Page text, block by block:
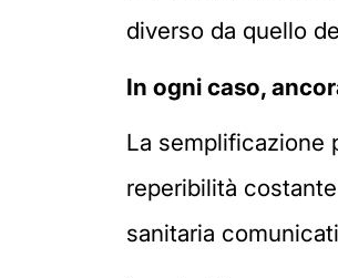
diverso da quello
In ogni caso,
La semplificazione
reperibilità
sanitaria